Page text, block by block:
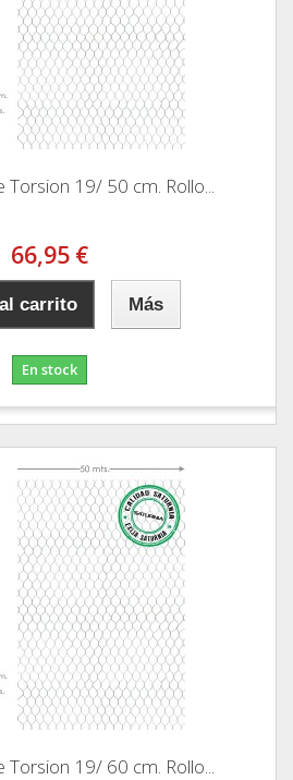
19/ 50 cm. Rollo...
66,95 €
carrito Más
En stock
19/ 60 cm. Rollo...